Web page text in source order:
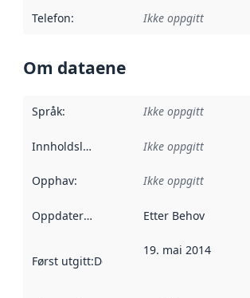
Telefon: Ikke oppgitt
Om dataene
Språk: Ikke oppgitt
Innholdsleverandører :
Ikke oppgitt
Opphav: Ikke oppgitt
Oppdateringsfrekvens :
Etter Behov
Først utgitt:Denne datoen sier når
19. mai 2014